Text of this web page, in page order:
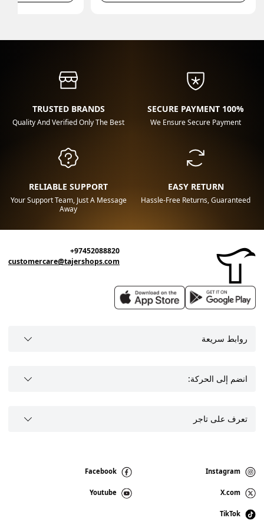
100% SECURE PAYMENT
We Ensure Secure Payment
TRUSTED BRANDS
Quality And Verified Only The Best
EASY RETURN
Hassle-Free Returns, Guaranteed
RELIABLE SUPPORT
Your Support Team, Just A Message
Away
+97452088820
customercare@tajershops.com
روابط سريعة
انضم إلى الحركة:
تعرف على تاجر
Instagram
Facebook
X.com
Youtube
TikTok